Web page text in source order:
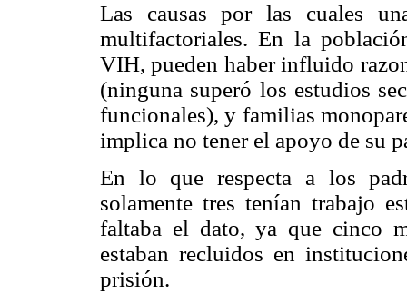
Las causas por las cuales
multifactoriales. En la
VIH, pueden haber influido
(ninguna superó los estudios
funcionales), y familias
implica no tener el apoyo de su
En lo que respecta a los
solamente tres tenían trabajo
faltaba el dato, ya que cinco
estaban recluidos en
prisión.